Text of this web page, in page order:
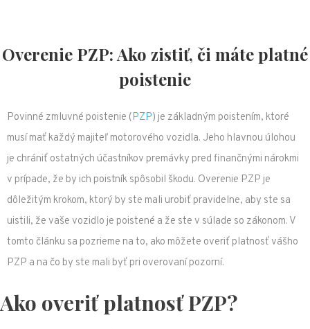
Overenie PZP: Ako zistiť, či máte platné
poistenie
Povinné zmluvné poistenie (PZP) je základným poistením, ktoré
musí mať každý majiteľ motorového vozidla. Jeho hlavnou úlohou
je chrániť ostatných účastníkov premávky pred finančnými nárokmi
v prípade, že by ich poistník spôsobil škodu. Overenie PZP je
dôležitým krokom, ktorý by ste mali urobiť pravidelne, aby ste sa
uistili, že vaše vozidlo je poistené a že ste v súlade so zákonom. V
tomto článku sa pozrieme na to, ako môžete overiť platnosť vášho
PZP a na čo by ste mali byť pri overovaní pozorní.
Ako overiť platnosť PZP?